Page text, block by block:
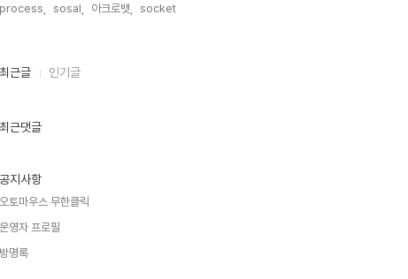
process,
sosal, 아크로뱃, socket,
최
인
최근글 인기글
최근댓글
공지사항
오토마우스 무한클릭
운영자 프로필
방명록